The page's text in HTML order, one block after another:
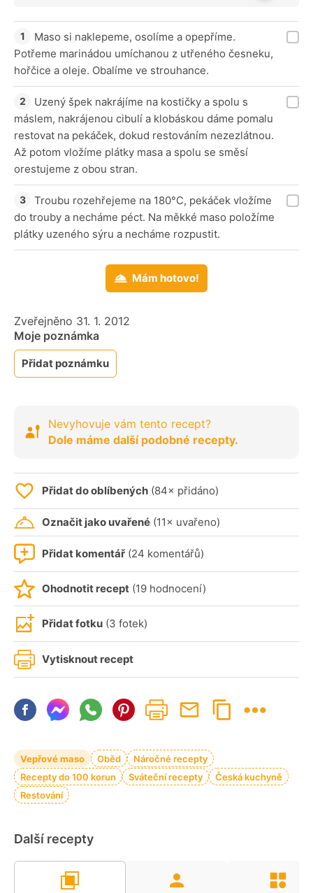
Maso si naklepeme, osolíme a opepříme.
Potřeme marinádou umíchanou z utřeného česneku,
hořčice a oleje. Obalíme ve strouhance.
Uzený špek nakrájíme na kostičky a spolu s
máslem, nakrájenou cibulí a klobáskou dáme pomalu
restovat na pekáček, dokud restováním nezezlátnou.
Až potom vložíme plátky masa a spolu se směsí
orestujeme z obou stran.
Troubu rozehřejeme na 180°C, pekáček vložíme
do trouby a necháme péct. Na měkké maso položíme
plátky uzeného sýru a necháme rozpustit.
Mám hotovo!
Zveřejněno 31. 1. 2012
Moje poznámka
Přidat poznámku
Nevyhovuje vám tento recept?
Dole máme další podobné recepty.
Přidat do oblíbených (84× přidáno)
Označit jako uvařené (11× uvařeno)
Přidat komentář (24 komentářů)
Ohodnotit recept (19 hodnocení)
Přidat fotku (3 fotek)
Vytisknout recept
Vepřové maso Oběd
Náročné recepty
Recepty do 100 korun
Sváteční recepty
Česká kuchyně
Restování
Další recepty